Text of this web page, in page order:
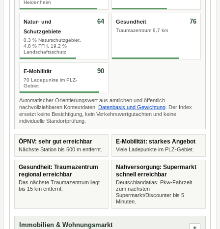
Heidenheim
Natur- und
Schutzgebiete
0,3 % Naturschutzgebiet,
4,8 % FFH, 19,2 %
Landschaftsschutz
64 Gesundheit
Traumazentrum 8,7 km
76
E-Mobilität
70 Ladepunkte im PLZ-
Gebiet
90
Automatischer Orientierungswert aus amtlichen und öffentlich
nachvollziehbaren Kontextdaten. Datenbasis und Gewichtung . Der Index
ersetzt keine Besichtigung, kein Verkehrswertgutachten und keine
individuelle Standortprüfung.
ÖPNV: sehr gut erreichbar
Nächste Station bis 500 m entfernt.
E-Mobilität: starkes Angebot
Viele Ladepunkte im PLZ-Gebiet.
Gesundheit: Traumazentrum
regional erreichbar
Das nächste Traumazentrum liegt
bis 15 km entfernt.
Nahversorgung: Supermarkt
schnell erreichbar
Deutschlandatlas: Pkw-Fahrzeit
zum nächsten
Supermarkt/Discounter bis 5
Minuten.
Immobilien & Wohnungsmarkt